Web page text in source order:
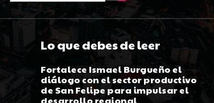
Lo que debes de leer
Fortalece Ismael Burgueño el
diálogo con el sector productivo
de San Felipe para impulsar el
desarrollo regional